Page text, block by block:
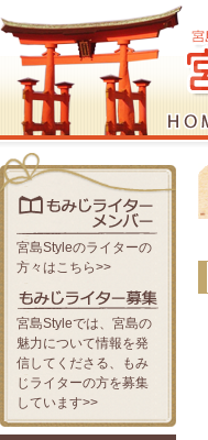
宮島Styleのライターの
方々はこちら>>
宮島Styleでは、宮島の
魅力について情報を発
信してくださる、もみ
じライターの方を募集
しています>>